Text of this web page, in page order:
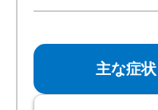
主な症